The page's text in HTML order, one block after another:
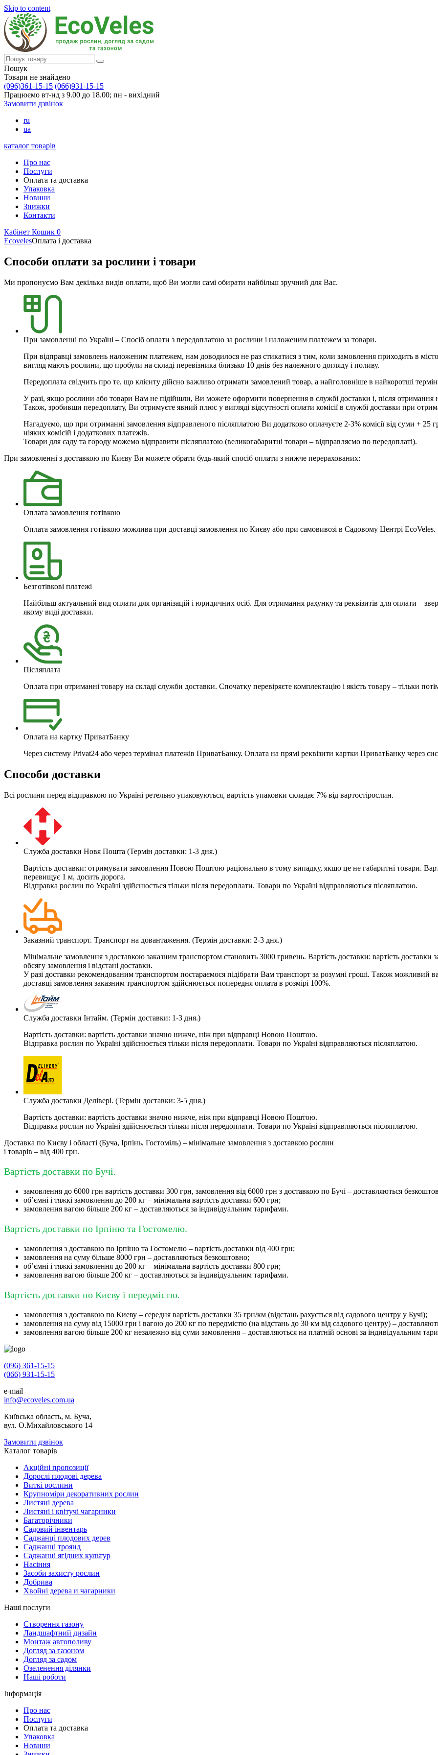
Skip to content
Пошук
Товари не знайдено
(096)361-15-15 (066)931-15-15
Працюємо вт-нд з 9.00 до 18.00; пн - вихідний
Замовити дзвінок
ru
ua
каталог товарів
Про нас
Послуги
Оплата та доставка
Упаковка
Новини
Знижки
Контакти
Кабінет Кошик 0
EcovelesОплата і доставка
Способи оплати за рослини і товари
Ми пропонуємо Вам декілька видів оплати, щоб Ви могли самі обирати найбільш зручний для Вас.
При замовленні по Україні – Спосіб оплати з передоплатою за рослини і наложеним платежем за товари.
При відправці замовлень наложеним платежем, нам доводилося не раз стикатися з тим, коли замовлення приходить в
вигляд мають рослини, що пробули на складі перевізника близько 10 днів без належного догляду і поливу.
Передоплата свідчить про те, що клієнту дійсно важливо отримати замовлений товар, а найголовніше в найкоротші
У разі, якщо рослини або товари Вам не підійшли, Ви можете оформити повернення в службі доставки і, після отримання
Також, зробивши передоплату, Ви отримуєте явний плюс у вигляді відсутності оплати комісії в службі доставки при
Нагадуємо, що при отриманні замовлення відправленого післяплатою Ви додатково оплачуєте 2-3% комісії від суми + 25
ніяких комісій і додаткових платежів.
Товари для саду та городу можемо відправити післяплатою (великогабаритні товари – відправляємо по передоплаті).
При замовленні з доставкою по Києву Ви можете обрати будь-який спосіб оплати з нижче перерахованих:
Оплата замовлення готівкою
Оплата замовлення готівкою можлива при доставці замовлення по Києву або при самовивозі в Садовому Центрі EcoVeles.
Безготівкові платежі
Найбільш актуальний вид оплати для організацій і юридичних осіб. Для отримання рахунку та реквізитів для оплати –
якому виді доставки.
Післяплата
Оплата при отриманні товару на складі служби доставки. Спочатку перевіряєте комплектацію і якість товару – тільки
Оплата на картку ПриватБанку
Через систему Privat24 або через термінал платежів ПриватБанку. Оплата на прямі реквізити картки ПриватБанку через
Способи доставки
Всі рослини перед відправкою по Україні ретельно упаковуються, вартість упаковки складає 7% від вартостірослин.
Служба доставки Новя Пошта (Термін доставки: 1-3 дня.)
Вартість доставки: отримувати замовлення Новою Поштою раціонально в тому випадку, якщо це не габаритні товари.
перевищує 1 м, досить дорога.
Відправка рослин по Україні здійснюється тільки після передоплати. Товари по Україні відправляються післяплатою.
Заказний транспорт. Транспорт на довантаження. (Термін доставки: 2-3 дня.)
Мінімальне замовлення з доставкою заказним транспортом становить 3000 гривень. Вартість доставки: вартість доставки
обсягу замовлення і відстані доставки.
У разі доставки рекомендованим транспортом постараємося підібрати Вам транспорт за розумні гроші. Також можливий
доставці замовлення заказним транспортом здійснюється попередня оплата в розмірі 100%.
Служба доставки Інтайм. (Термін доставки: 1-3 дня.)
Вартість доставки: вартість доставки значно нижче, ніж при відправці Новою Поштою.
Відправка рослин по Україні здійснюється тільки після передоплати. Товари по Україні відправляються післяплатою.
Служба доставки Делівері. (Термін доставки: 3-5 дня.)
Вартість доставки: вартість доставки значно нижче, ніж при відправці Новою Поштою.
Відправка рослин по Україні здійснюється тільки після передоплати. Товари по Україні відправляються післяплатою.
Доставка по Києву і області (Буча, Ірпінь, Гостоміль) – мінімальне замовлення з доставкою рослин
і товарів – від 400 грн.
Вартість доставки по Бучі.
замовлення до 6000 грн вартість доставки 300 грн, замовлення від 6000 грн з доставкою по Бучі – доставляються
об’ємні і тяжкі замовлення до 200 кг – мінімальна вартість доставки 600 грн;
замовлення вагою більше 200 кг – доставляються за індивідуальним тарифами.
Вартість доставки по Ірпіню та Гостомелю.
замовлення з доставкою по Ірпіню та Гостомелю – вартість доставки від 400 грн;
замовлення на суму більше 8000 грн – доставляються безкоштовно;
об’ємні і тяжкі замовлення до 200 кг – мінімальна вартість доставки 800 грн;
замовлення вагою більше 200 кг – доставляються за індивідуальним тарифами.
Вартість доставки по Києву і передмістю.
замовлення з доставкою по Киеву – середня вартість доставки 35 грн/км (відстань рахується від садового центру у Бучі);
замовлення на суму від 15000 грн і вагою до 200 кг по передмістю (на відстань до 30 км від садового центру) –
замовлення вагою більше 200 кг незалежно від суми замовлення – доставляються на платній основі за індивідуальним
(096) 361-15-15
(066) 931-15-15
e-mail
info@ecoveles.com.ua
Київська область, м. Буча,
вул. О.Михайловського 14
Замовити дзвінок
Каталог товарів
Акційні пропозиції
Дорослі плодові дерева
Виткі рослини
Крупноміри декоративних рослин
Листяні дерева
Листяні і квітучі чагарники
Багаторічники
Садовий інвентарь
Саджанці плодових дерев
Саджанці троянд
Саджанці ягідних культур
Насіння
Засоби захисту рослин
Добрива
Хвойні дерева и чагарники
Наші послуги
Створення газону
Ландшафтний дизайн
Монтаж автополиву
Догляд за газоном
Догляд за садом
Озеленення ділянки
Наші роботи
Інформація
Про нас
Послуги
Оплата та доставка
Упаковка
Новини